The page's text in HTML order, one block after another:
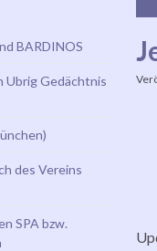
BARDINOS
Ubrig Gedächtnis
des Vereins
SPA bzw.